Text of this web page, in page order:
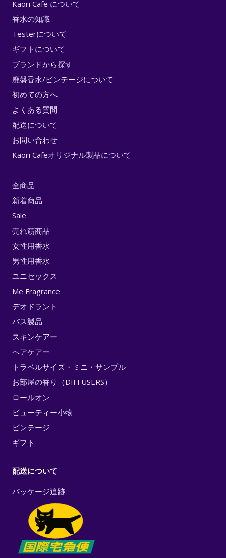
Kaori Cafe について
香水の知識
Testerについて
ギフトについて
ブランドから探す
廃盤香水/ビンテージについて
初めての方へ
よくある質問
配送について
お問い合わせ
Kaori Cafeオリジナル製品について
全商品
新着商品
Sale
売れ筋商品
女性用香水
男性用香水
ユニセックス
Me Fragrance
デオドラント
バス製品
スキンケアー
ヘアケアー
トラベルサイズ・ミニ・サンプル
お部屋の香り（DIFFUSERS）
ロールオン
ビューティー小物
ビンテージ
ギフト
配送について
パッケージ追跡